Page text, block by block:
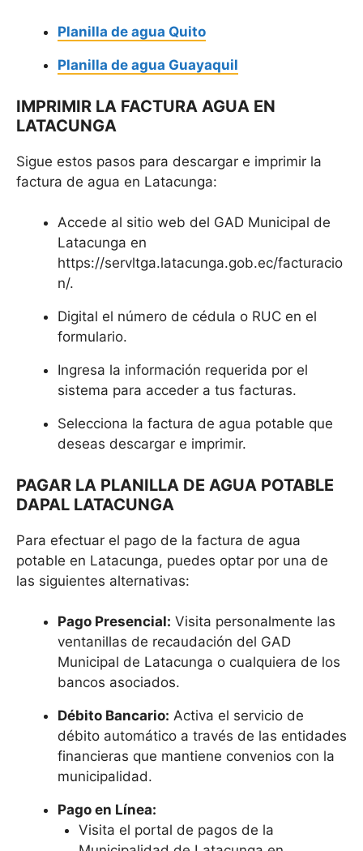
Planilla de agua Quito
Planilla de agua Guayaquil
IMPRIMIR LA FACTURA AGUA EN
LATACUNGA
Sigue estos pasos para descargar e imprimir la
factura de agua en Latacunga:
Accede al sitio web del GAD Municipal de
Latacunga en
https://servltga.latacunga.gob.ec/facturacio
n/.
Digital el número de cédula o RUC en el
formulario.
Ingresa la información requerida por el
sistema para acceder a tus facturas.
Selecciona la factura de agua potable que
deseas descargar e imprimir.
PAGAR LA PLANILLA DE AGUA POTABLE
DAPAL LATACUNGA
Para efectuar el pago de la factura de agua
potable en Latacunga, puedes optar por una de
las siguientes alternativas:
Pago Presencial: Visita personalmente las
ventanillas de recaudación del GAD
Municipal de Latacunga o cualquiera de los
bancos asociados.
Débito Bancario: Activa el servicio de
débito automático a través de las entidades
financieras que mantiene convenios con la
municipalidad.
Pago en Línea:
Visita el portal de pagos de la